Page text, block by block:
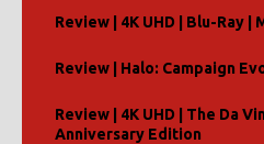
Review | 4K UHD | Blu-Ray |
Review | Halo: Campaign
Review | 4K UHD | The Da
Anniversary Edition